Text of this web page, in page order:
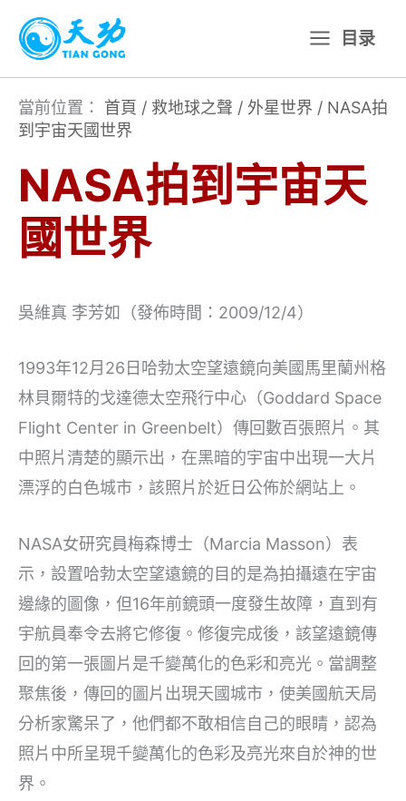
主
目录
當前位置： 首頁 / 救地球之聲 / 外星世界 / NASA拍
到宇宙天國世界
NASA拍到宇宙天
國世界
吳維真 李芳如（發佈時間：2009/12/4）
1993年12月26日哈勃太空望遠鏡向美國馬里蘭州格
林貝爾特的戈達德太空飛行中心（Goddard Space
Flight Center in Greenbelt）傳回數百張照片。其
中照片清楚的顯示出，在黑暗的宇宙中出現一大片
漂浮的白色城市，該照片於近日公佈於網站上。
NASA女研究員梅森博士（Marcia Masson）表
示，設置哈勃太空望遠鏡的目的是為拍攝遠在宇宙
邊緣的圖像，但16年前鏡頭一度發生故障，直到有
宇航員奉令去將它修復。修復完成後，該望遠鏡傳
回的第一張圖片是千變萬化的色彩和亮光。當調整
聚焦後，傳回的圖片出現天國城市，使美國航天局
分析家驚呆了，他們都不敢相信自己的眼睛，認為
照片中所呈現千變萬化的色彩及亮光來自於神的世
界。